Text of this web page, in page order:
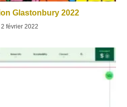
Glastonbury 2022
2 février 2022